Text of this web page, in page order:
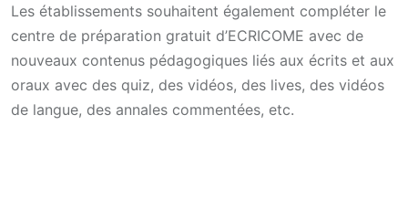
Les établissements souhaitent également compléter le
centre de préparation gratuit d’ECRICOME avec de
nouveaux contenus pédagogiques liés aux écrits et aux
oraux avec des quiz, des vidéos, des lives, des vidéos
de langue, des annales commentées, etc.